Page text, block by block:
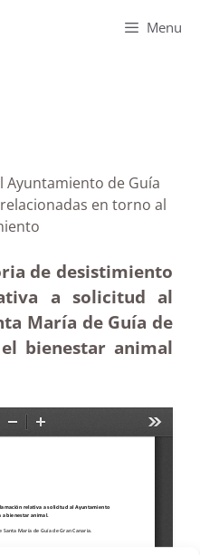
Menu
de Guía
en torno al
de desistimiento
a solicitud al
María de Guía de
bienestar animal